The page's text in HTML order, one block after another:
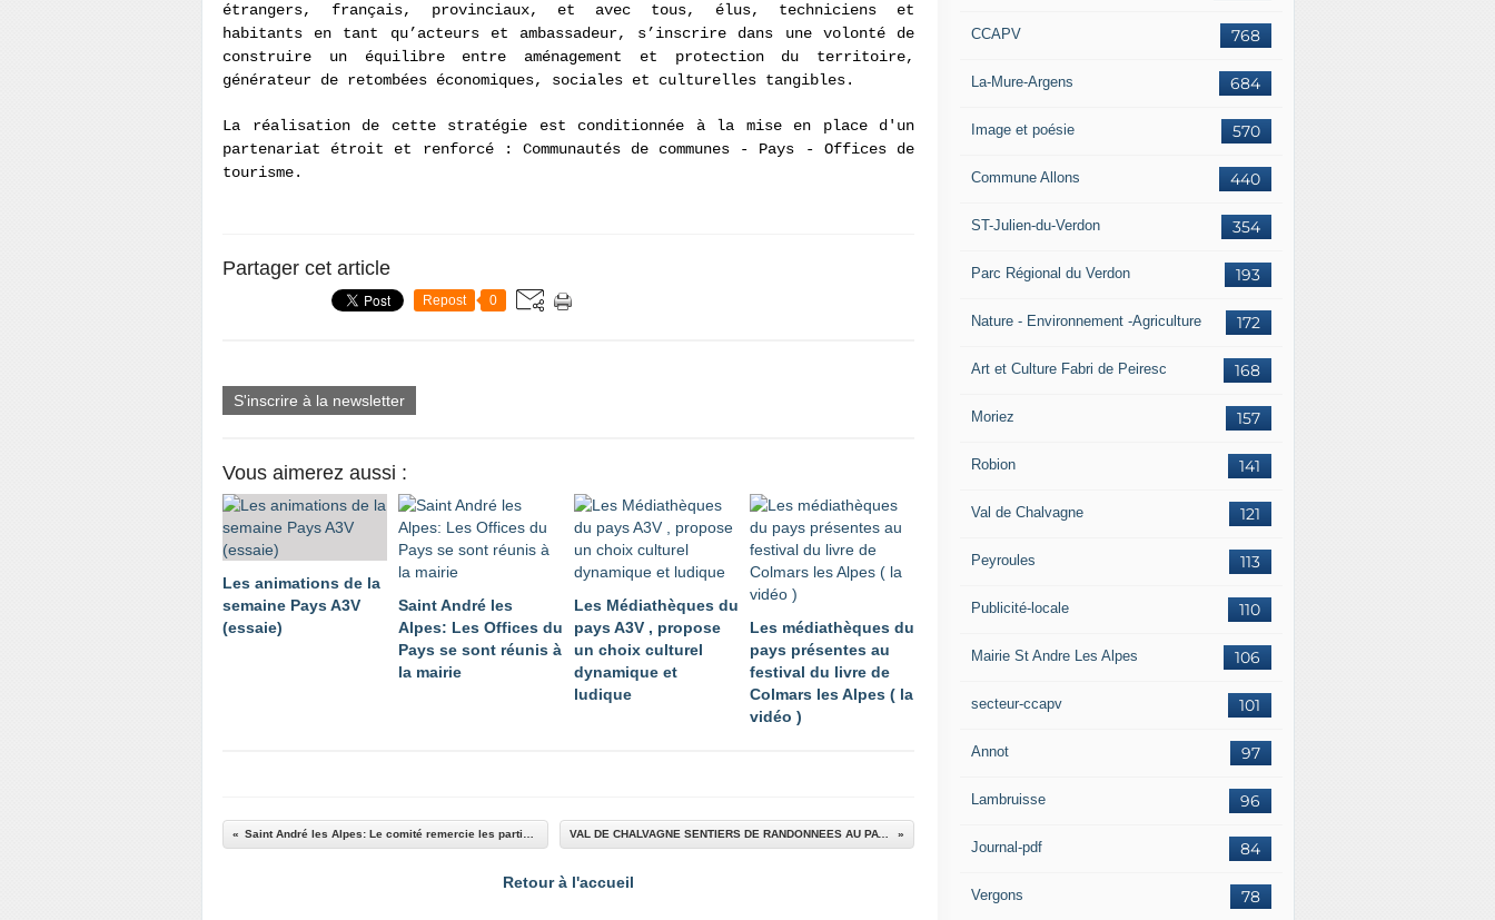
étrangers, français, provinciaux, et avec tous, élus, techniciens et
habitants en tant qu’acteurs et ambassadeur, s’inscrire dans une volonté de
construire un équilibre entre aménagement et protection du territoire,
générateur de retombées économiques, sociales et culturelles tangibles.
La réalisation de cette stratégie est conditionnée à la mise en place d'un
partenariat étroit et renforcé : Communautés de communes - Pays - Offices de
tourisme.
Partager cet article
Repost 0
S'inscrire à la newsletter
Vous aimerez aussi :
Les animations de la
semaine Pays A3V
(essaie)
Saint André les
Alpes: Les Offices du
Pays se sont réunis à
la mairie
Les Médiathèques du
pays A3V , propose
un choix culturel
dynamique et
ludique
Les médiathèques du
pays présentes au
festival du livre de
Colmars les Alpes ( la
vidéo )
VAL DE CHALVAGNE SENTIERS DE RANDONNEES AU PAYS D'ENTREVAUX
Retour à l'accueil
768
CCAPV
684
La-Mure-Argens
570
Image et poésie
440
Commune Allons
354
ST-Julien-du-Verdon
193
Parc Régional du Verdon
172
Nature - Environnement -Agriculture
168
Art et Culture Fabri de Peiresc
157
Moriez
141
Robion
121
Val de Chalvagne
113
Peyroules
110
Publicité-locale
106
Mairie St Andre Les Alpes
101
secteur-ccapv
97
Annot
96
Lambruisse
84
Journal-pdf
78
Vergons